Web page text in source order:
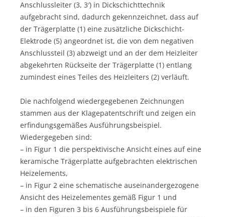
Anschlussleiter (3, 3′) in Dickschichttechnik
aufgebracht sind, dadurch gekennzeichnet, dass auf
der Trägerplatte (1) eine zusätzliche Dickschicht-
Elektrode (5) angeordnet ist, die von dem negativen
Anschlussteil (3) abzweigt und an der dem Heizleiter
abgekehrten Rückseite der Trägerplatte (1) entlang
zumindest eines Teiles des Heizleiters (2) verläuft.
Die nachfolgend wiedergegebenen Zeichnungen
stammen aus der Klagepatentschrift und zeigen ein
erfindungsgemäßes Ausführungsbeispiel.
Wiedergegeben sind:
– in Figur 1 die perspektivische Ansicht eines auf eine
keramische Trägerplatte aufgebrachten elektrischen
Heizelements,
– in Figur 2 eine schematische auseinandergezogene
Ansicht des Heizelementes gemäß Figur 1 und
– in den Figuren 3 bis 6 Ausführungsbeispiele für